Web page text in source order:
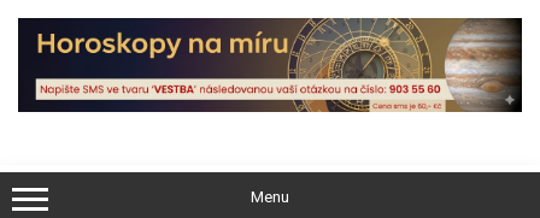
Skip
content
Menu